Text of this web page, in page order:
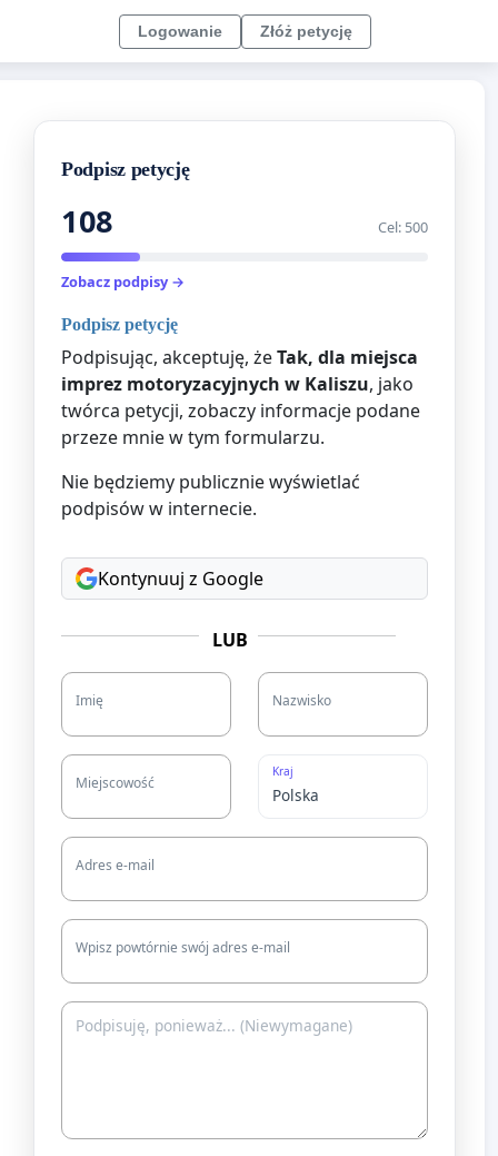
Logowanie Złóż petycję
Podpisz petycję
108 Cel: 500
Zobacz podpisy →
Podpisz petycję
Podpisując, akceptuję, żeTak, dla miejsca
imprez motoryzacyjnych w Kaliszu, jako
twórca petycji, zobaczy informacje podane
przeze mnie w tym formularzu.
Nie będziemy publicznie wyświetlać
podpisów w internecie.
Kontynuuj z Google
LUB
Imię Nazwisko
Miejscowość
Kraj
Adres e-mail
Wpisz powtórnie swój adres e-mail